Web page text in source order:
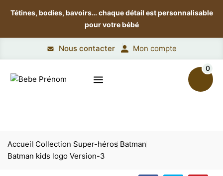
Tétines, bodies, bavoirs…chaque détail est personnalisable
pour votre bébé
Nous contacter Mon compte
0
Accueil Collection Super-héros Batman
Batman kids logo Version-3